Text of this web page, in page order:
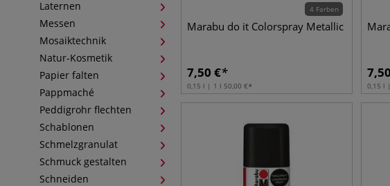
Laternen
Messen
Mosaiktechnik
Natur-Kosmetik
Papier falten
Pappmaché
Peddigrohr flechten
Schablonen
Schmelzgranulat
Schmuck gestalten
Schneiden
4 Farben
Marabu do it Colorspray Metallic
7,50 €
0,15 l | 1 l 50,00 €
7,50
0,15 l